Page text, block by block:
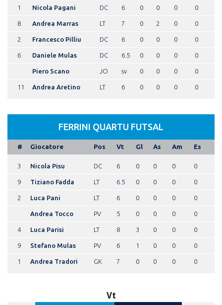
1 Nicola Pagani DC 6 0 0 0 0
8 Andrea Marras LT 7 0 2 0 0
2 Francesco Pilliu DC 6 0 0 0 0
6 Daniele Mulas DC 6.5 0 0 0 0
Piero Scano JO sv 0 0 0 0
11 Andrea Aretino LT 6 0 0 0 0
FERRINI QUARTU FUTSAL
# Giocatore Pos Vt Gl As Am Es
3 Nicola Pisu DC 6 0 0 0 0
9 Tiziano Fadda LT 6.5 0 0 0 0
2 Luca Pani LT 6 0 0 0 0
Andrea Tocco PV 5 0 0 0 0
4 Luca Parisi LT 8 3 0 0 0
9 Stefano Mulas PV 6 1 0 0 0
1 Andrea Tradori GK 7 0 0 0 0
Vt